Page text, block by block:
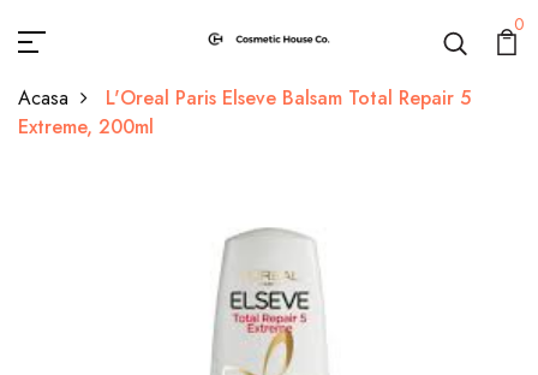
0
Acasa
L'Oreal Paris Elseve Balsam Total Repair 5
Extreme, 200ml